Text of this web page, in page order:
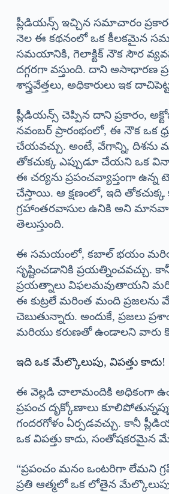
ప్లీడియన్స్ ఇచ్చిన సమాచారం
నెల ఈ కథనంలో ఒక కీలకమైన
సమయానికి, గెలాక్టిక్ నౌక సౌర
దగ్గరగా వస్తుంది. దాని అసాధారణ
శాస్త్రవేత్తలు, అధికారులు ఇక
ప్లీడియన్స్ చెప్పిన దాని ప్రకారం,
నవంబర్ ప్రారంభంలో, ఈ నౌక ఒక
చేయవచ్చు. అంటే, వేగాన్ని, దిశను
తోకచుక్క ఎప్పుడూ చేయని ఒక
ఈ చర్యను ప్రపంచవ్యాప్తంగా ఉన్న
చేస్తాయి. ఆ క్షణంలో, ఇది
గ్రహాంతరవాసుల ఉనికి అని
తెలుస్తుంది.
ఈ సమయంలో, కబాల్ భయం
సృష్టించడానికి ప్రయత్నించవచ్చు.
ప్రయత్నాలు విఫలమవుతాయని
ఈ కుట్రలే మరింత మంది
చెబుతున్నారు. అందుకే, ప్రజలు
మరియు కరుణతో ఉండాలని వారు
ఇది ఒక మేల్కొలుపు, విపత్తు కాదు!
ఈ వెల్లడి చాలామందికి అధికంగా
ప్రపంచ దృక్కోణాలు
గందరగోళం ఏర్పడవచ్చు. కానీ
ఒక విపత్తు కాదు, సంతోషకరమైన
“ప్రపంచం మనం ఒంటరిగా లేమని
ప్రతి ఆత్మలో ఒక లోతైన